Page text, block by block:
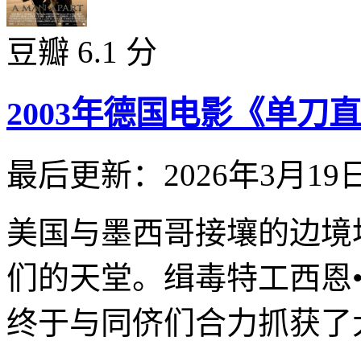
豆瓣 6.1 分
2003年德国电影《单刀
最后更新：2026年3月19
美国与墨西哥接壤的边
们的天堂。缉毒特工西
终于与同侪们合力抓获